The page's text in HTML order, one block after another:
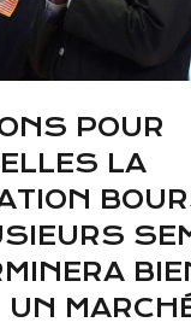
POUR
LA
UN